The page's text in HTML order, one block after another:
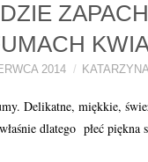
2014
Delikatne, miękkie,
dlatego płeć piękna